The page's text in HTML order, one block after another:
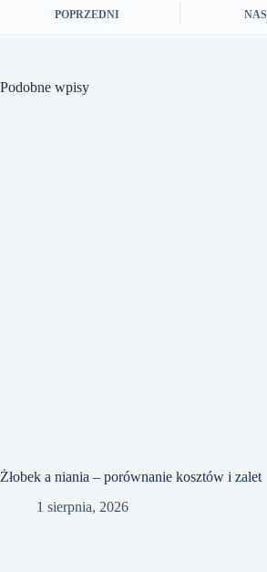
POPRZEDNI
Podobne wpisy
Żłobek a niania – porównanie kosztów i zalet
1 sierpnia, 2026